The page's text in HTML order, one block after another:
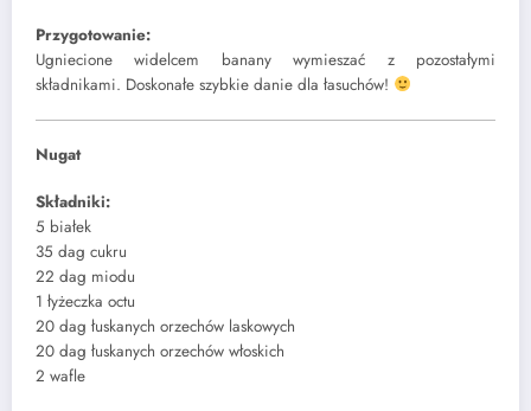
Przygotowanie:
Ugniecione widelcem banany wymieszać z pozostałymi
składnikami. Doskonałe szybkie danie dla łasuchów!
Nugat
Składniki:
5 białek
35 dag cukru
22 dag miodu
1 łyżeczka octu
20 dag łuskanych orzechów laskowych
20 dag łuskanych orzechów włoskich
2 wafle